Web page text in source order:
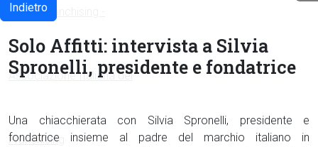
Indietro
Solo Affitti: intervista a Silvia
Spronelli, presidente e fondatrice
Una chiacchierata con Silvia Spronelli, presidente e
fondatrice insieme al padre del marchio italiano in